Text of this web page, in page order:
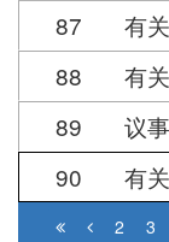
87
有
88
有
89
议
90
有
2 3